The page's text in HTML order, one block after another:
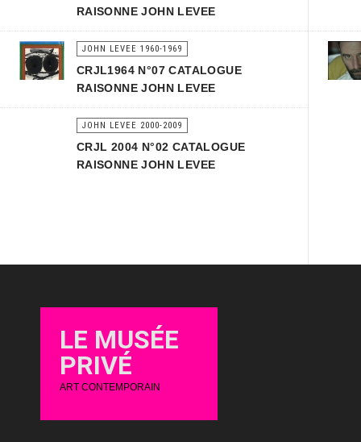
RAISONNE JOHN LEVEE
JOHN LEVEE 1960-1969
CRJL1964 N°07 CATALOGUE
RAISONNE JOHN LEVEE
JOHN LEVEE 2000-2009
CRJL 2004 N°02 CATALOGUE
RAISONNE JOHN LEVEE
LE MUSÉE
PRIVÉ
ART CONTEMPORAIN